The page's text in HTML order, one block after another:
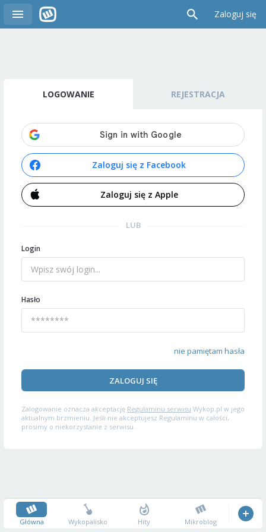
Zaloguj się
LOGOWANIE REJESTRACJA
Zaloguj się z Facebook
Zaloguj się z Apple
LUB
Login
Hasło
nie pamiętam hasła
ZALOGUJ SIĘ
Zalogowanie oznacza akceptację Regulaminu serwisu Wykop.pl w jego
aktualnym brzmieniu. Jeśli nie akceptujesz Regulaminu w całości,
prosimy o niekorzystanie z serwisu.
Główna Wykopalisko Hity Mikroblog